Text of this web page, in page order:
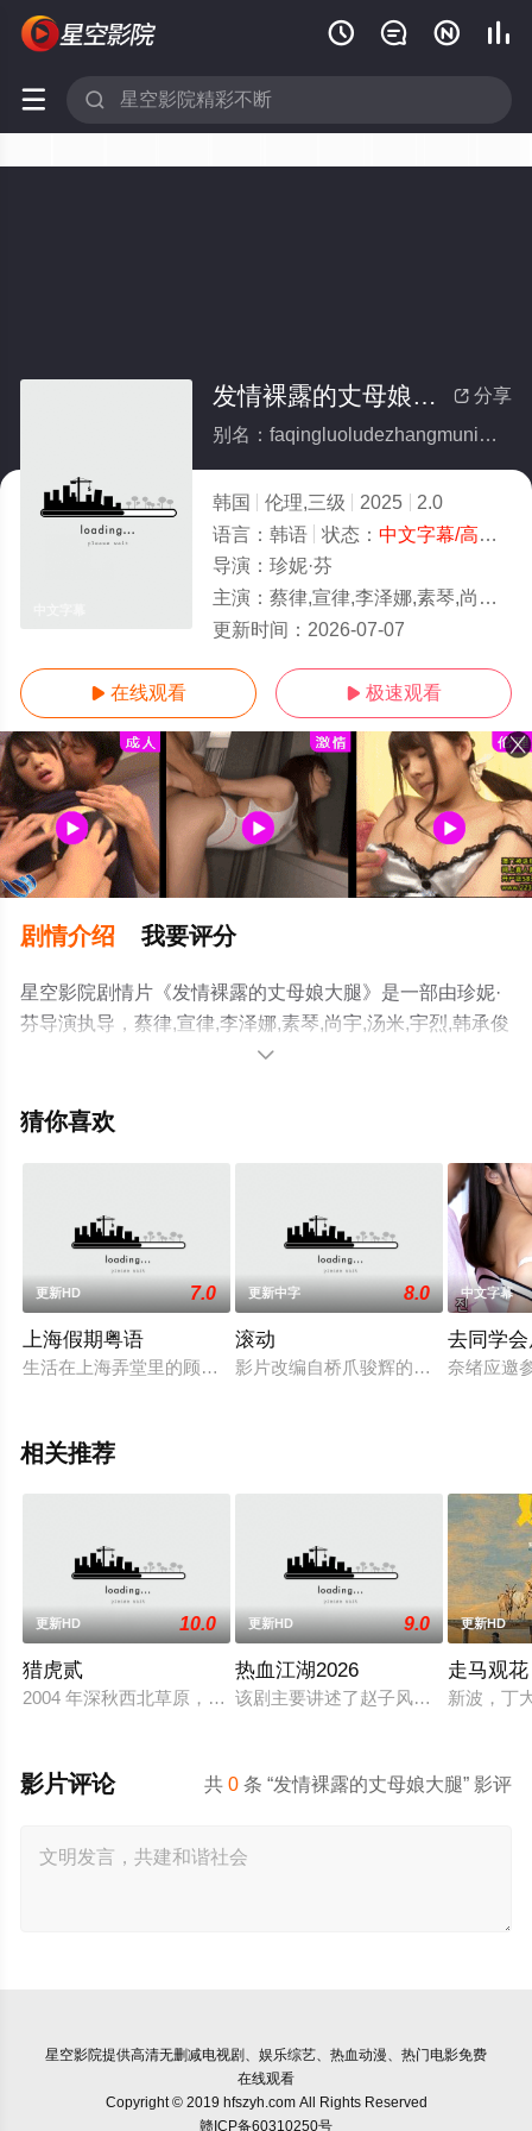
   
 
 分享
发情裸露的丈母娘大腿
别名：faqingluoludezhangmuniangdatui
韩国 伦理,三级 2025
2.0
语言： 韩语 状态： 中文字幕/高清
导演： 珍妮·芬
主演： 蔡律,宣律,李泽娜,素琴,尚宇,汤米,宇烈,韩承俊
更新时间： 2026-07-07
 在线观看  极速观看
剧情介绍 我要评分
星空影院剧情片《发情裸露的丈母娘大腿》是一部由珍妮·
芬导演执导，蔡律,宣律,李泽娜,素琴,尚宇,汤米,宇烈,韩承俊
等演员精彩演绎的韩国电影，免费观看高清未删减完整版
影、电视猫或剧情网等平台了解。

猜你喜欢
更新HD 7.0
上海假期粤语
生活在上海弄堂里的顾老伯（午马饰）自从儿子儿媳去了美国
更新中字 8.0
滚动
影片改编自桥爪骏辉的同名小说，描
中文字幕
去同学
奈绪应邀
相关推荐
更新HD 10.0
猎虎贰
2004 年深秋西北草原，假交警截停铜矿押运车，炸药破箱、两
更新HD 9.0
热血江湖2026
该剧主要讲述了赵子风从小和爷爷在
更新HD
走马观花
新波，丁
共0 条 “发情裸露的丈母娘大腿” 影评
影片评论
星空影院提供高清无删减电视剧、娱乐综艺、热血动漫、热门电影免费
在线观看
Copyright © 2019 hfszyh.com All Rights Reserved
赣ICP备60310250号